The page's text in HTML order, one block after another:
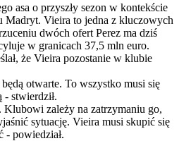
asa o przyszły sezon w kontekście
Madryt. Vieira to jedna z kluczowych
dwóch ofert Perez ma dziś
w granicach 37,5 mln euro.
że Vieira pozostanie w klubie
otwarte. To wszystko musi się
- stwierdził.
Klubowi zależy na zatrzymaniu go,
sytuację. Vieira musi skupić się
- powiedział.